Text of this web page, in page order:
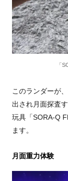
「
このランダーが
出され月面探査
玩具「SORA-Q
ます。
月面重力体験